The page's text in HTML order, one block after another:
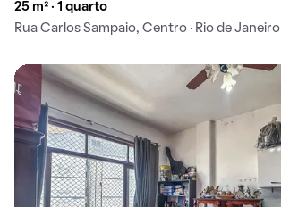
25 m² · 1 quarto
Rua Carlos Sampaio, Centro · Rio de Janeiro